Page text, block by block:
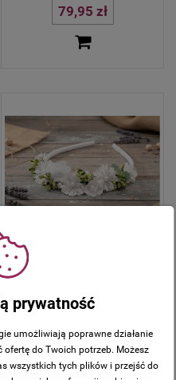
79,95 zł
Opaska komunijna - kolekcja 2026
prywatność
umożliwiają poprawne działanie
do Twoich potrzeb. Możesz
wszystkich tych plików i przejść do